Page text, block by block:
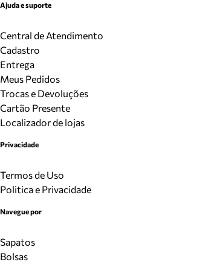
Ajuda e suporte
Central de Atendimento
Cadastro
Entrega
Meus Pedidos
Trocas e Devoluções
Cartão Presente
Localizador de lojas
Privacidade
Termos de Uso
Politica e Privacidade
Navegue por
Sapatos
Bolsas